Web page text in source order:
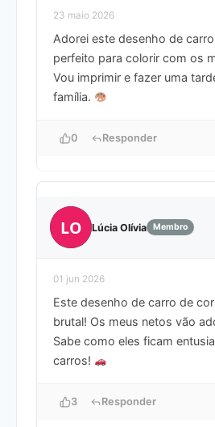
23 maio 2026
Adorei este desenho de
perfeito para colorir com os
Vou imprimir e fazer uma
família.
0 Responder
LO Lúcia Olívia Membro
01 jun 2026
Este desenho de carro de
brutal! Os meus netos vão
Sabe como eles ficam
carros!
3 Responder